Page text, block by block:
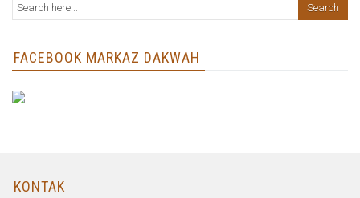
FACEBOOK MARKAZ DAKWAH
KONTAK